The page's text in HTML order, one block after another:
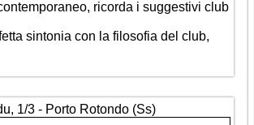
ricorda i suggestivi club
sintonia con la filosofia del club,
1/3 - Porto Rotondo (Ss)
19
20 21 22 23 24
25
26
27 28 29